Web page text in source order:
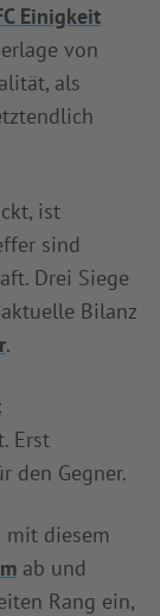
Einigkeit
von
als
ist
sind
Drei Siege
Bilanz
.
Erst
den Gegner.
mit diesem
ab und
Rang ein,